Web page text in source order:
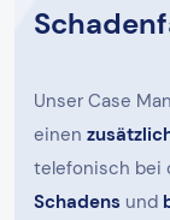
Unser Case
einen
telefonisch bei
Schadens und